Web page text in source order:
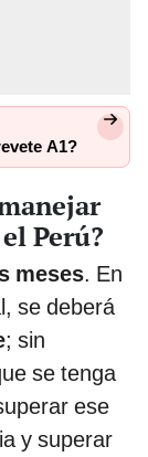
A1?
Perú?
meses. En
se deberá
; sin
se tenga
ese
y superar